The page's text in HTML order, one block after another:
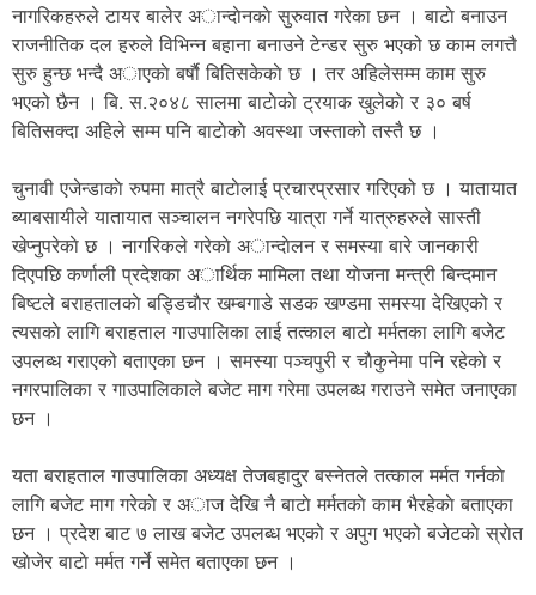
नागरिकहरुले टायर बालेर अान्दाेनकाे सुरुवात गरेका छन । बाटाे बनाउन
राजनीतिक दल हरुले विभिन्न बहाना बनाउने टेन्डर सुरु भएको छ काम लगत्तै
सुरु हुन्छ भन्दै अाएकाे बर्षाै बितिसकेकाे छ । तर अहिलेसम्म काम सुरु
भएको छैन । बि. स.२०४८ सालमा बाटाेकाे ट्रयाक खुलेकाे र ३० बर्ष
बितिसक्दा अहिले सम्म पनि बाटाेकाे अवस्था जस्ताको तस्तै छ ।
चुनावी एजेन्डाकाे रुपमा मात्रै बाटाेलाई प्रचारप्रसार गरिएको छ । यातायात
ब्याबसायीले यातायात सञ्चालन नगरेपछि यात्रा गर्ने यात्रुहरुले सास्ती
खेप्नुपरेकाे छ । नागरिकले गरेकाे अान्दाेलन र समस्या बारे जानकारी
दिएपछि कर्णाली प्रदेशका अार्थिक मामिला तथा याेजना मन्त्री बिन्दमान
बिष्टले बराहतालकाे बड्डिचाैर खम्बगाडे सडक खण्डमा समस्या देखिएको र
त्यसकाे लागि बराहताल गाउपालिका लाई तत्काल बाटाे मर्मतका लागि बजेट
उपलब्ध गराएको बताएका छन । समस्या पञ्चपुरी र चाैकुनेमा पनि रहेकाे र
नगरपालिका र गाउपालिकाले बजेट माग गरेमा उपलब्ध गराउने समेत जनाएका
छन ।
यता बराहताल गाउपालिका अध्यक्ष तेजबहादुर बस्नेतले तत्काल मर्मत गर्नकाे
लागि बजेट माग गरेकाे र अाज देखि नै बाटाे मर्मतकाे काम भैरहेकाे बताएका
छन । प्रदेश बाट ७ लाख बजेट उपलब्ध भएको र अपुग भएको बजेटकाे स्राेत
खाेजेर बाटाे मर्मत गर्ने समेत बताएका छन ।